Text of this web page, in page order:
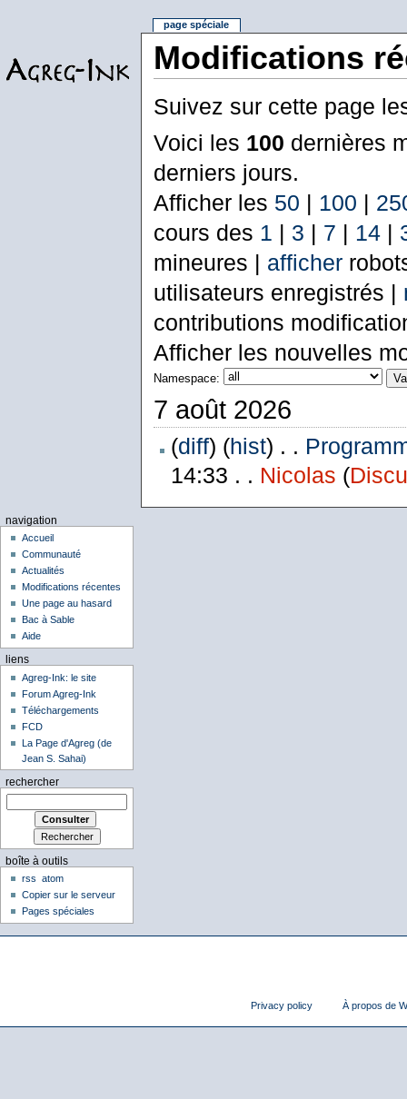
Modifications
Suivez sur cette page
Voici les 100 dernières
derniers jours.
Afficher les 50 | 100 |
cours des 1 | 3 | 7 | 14|
mineures | afficher
utilisateurs enregistrés |
contributions
Afficher les nouvelles
Namespace:
7 août 2026
(diff) (hist) . .
14:33 . . Nicolas (
page spéciale
navigation
Accueil
Communauté
Actualités
Modifications récentes
Une page au hasard
Bac à Sable
Aide
liens
Agreg-Ink: le site
Forum Agreg-Ink
Téléchargements
FCD
La Page d'Agreg (de
Jean S. Sahai)
rechercher
boîte à outils
rss
atom
Copier sur le serveur
Pages spéciales
Privacy policy À propos de